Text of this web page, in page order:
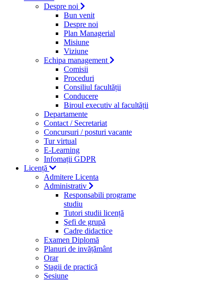
Despre noi
Bun venit
Despre noi
Plan Managerial
Misiune
Viziune
Echipa management
Comisii
Proceduri
Consiliul facultății
Conducere
Biroul executiv al facultății
Departamente
Contact / Secretariat
Concursuri / posturi vacante
Tur virtual
E-Learning
Infomații GDPR
Licență
Admitere Licenta
Administrativ
Responsabili programe
studiu
Tutori studii licență
Şefi de grupă
Cadre didactice
Examen Diplomă
Planuri de invățământ
Orar
Stagii de practică
Sesiune